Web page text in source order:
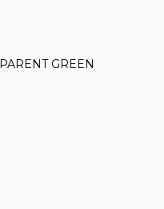
GREEN